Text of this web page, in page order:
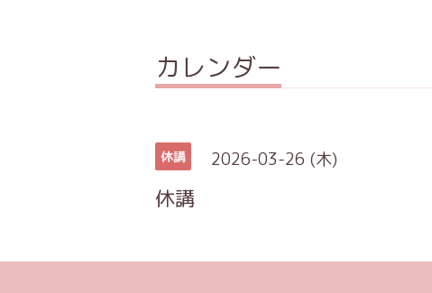
カレンダー
休講 2026-03-26 (木)
休講